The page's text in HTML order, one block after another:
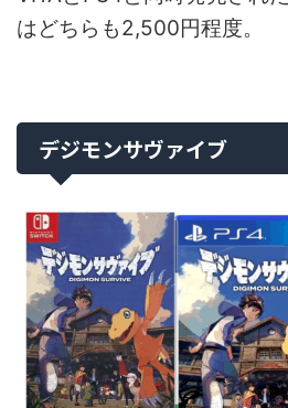
はどちらも2,500円程度。
デジモンサヴァイブ